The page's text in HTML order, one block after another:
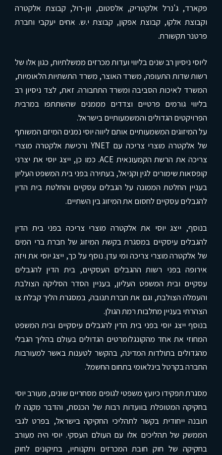
פקארד, ג'נרל אלקטריק, אלסטום, וון-רול, קבוצת אלקטרה
וקבוצת אלקו, קבוצת אפקון, קבוצת י.ש. אחים יעקבי וחברת
פרטנר תקשורת.
ליוסי ניסיון רב שנים בליווי ועדות מכרזים ממשלתיות, כגון אלו של
רשות שדות התעופה, משרד האוצר, משרד התשתיות הלאומיות,
המשרד לאיכות הסביבה ומשרד התחבורה. זאת, לצד ניסיון רב
בליווי גורמים פרטיים וצדדים מממנים שהשתתפו במרבית
הפרויקטים הגדולים והמשמעותיים בישראל.
על המיזוגים המשמעותיים אותם ליווה יוסי נמנים המיזם המשותף
של אלקטרה מוצרי צריכה עם YNET ורכישת אלקטרה מוצרי
צריכה את הרשת הקמעונאית ACE. כמו כן, ייצג יוסי את יצרני
קופסאות שימורים לגין וקניאל, בעתירה בפני בית המשפט העליון
בעניין החלטת הממונה על הגבלים עסקיים והחלטת בית הדין
להגבלים עסקיים לחסום את המיזוג בין השתיים.
בנוסף, ייצג יוסי את אלקטרה מוצרי צריכה בפני בית הדין
להגבלים עיסקיים במסגרת בקשת המיזוג של חברת ברי המים
של אלקטרה מוצרי צריכה ומי עדן. נוסף על כך, ייצג יוסי את ויזה
אירופה בפני רשות ההגבלים העסקיים, בית הדין להגבלים
עסקיים ובית המשפט העליון, בעניין הסדר הסליקה הצולבת
והעמלה הצולבת, וגם את חברת תנובה, במסגרת הליך קבלת צו
הצהרתי בעניין מחלבות רמת הגולן.
בנוסף ייצג יוסי בפני בית הדין להגבלים עיסקיים ובית המשפט
המחוזי את אחד מהקונגלומרטים הגדולים בעולם בהליך הגבלי
מהגדולים בתולדות המדינה, בהקשר לטענות באשר למעורבות
החברה בקרטל בינלאומי בתחום החשמל.
מסגרת תפקידו כיועץ משפטי לגופים מסחריים שונים, מעורב יוסי
בחקיקה המטופלת בוועדות רבות של הכנסת, והדבר מקנה לו
תובנה ייחודית בקשר לתהליכי החקיקה בישראל, בפרט לגבי
הממשק של תהליכים אלו עם העולם העסקי. יוסי היה מעורב
בחקיקה של חוק חובת המכרזים ותקנותיו, בתיקונים לחוק